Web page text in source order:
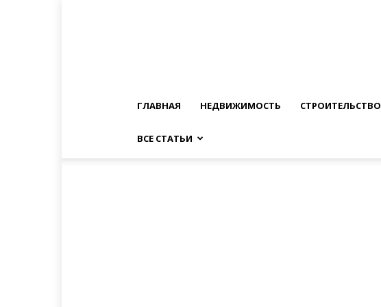
ГЛАВНАЯ НЕДВИЖИМОСТЬ СТРОИТЕЛЬСТВО
ВСЕ СТАТЬИ